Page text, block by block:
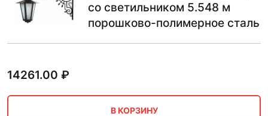
со светильником 5.548 м
порошково-полимерное сталь
14261.00 ₽
В КОРЗИНУ